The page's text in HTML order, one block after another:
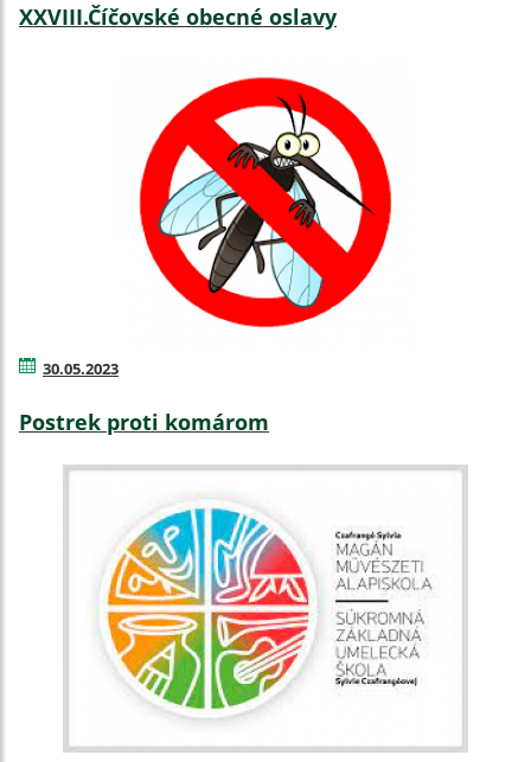
XXVIII.Číčovské obecné oslavy
30.05.2023
Postrek proti komárom